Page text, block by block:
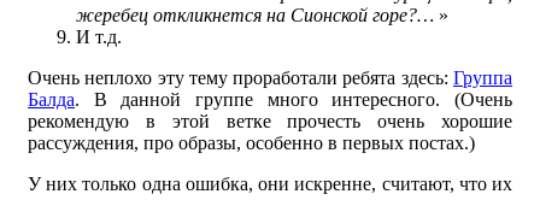
жеребец откликнется на Сионской горе?… »
И т.д.
Очень неплохо эту тему проработали ребята здесь: Группа
Балда. В данной группе много интересного. (Очень
рекомендую в этой ветке прочесть очень хорошие
рассуждения, про образы, особенно в первых постах.)
У них только одна ошибка, они искренне, считают, что их